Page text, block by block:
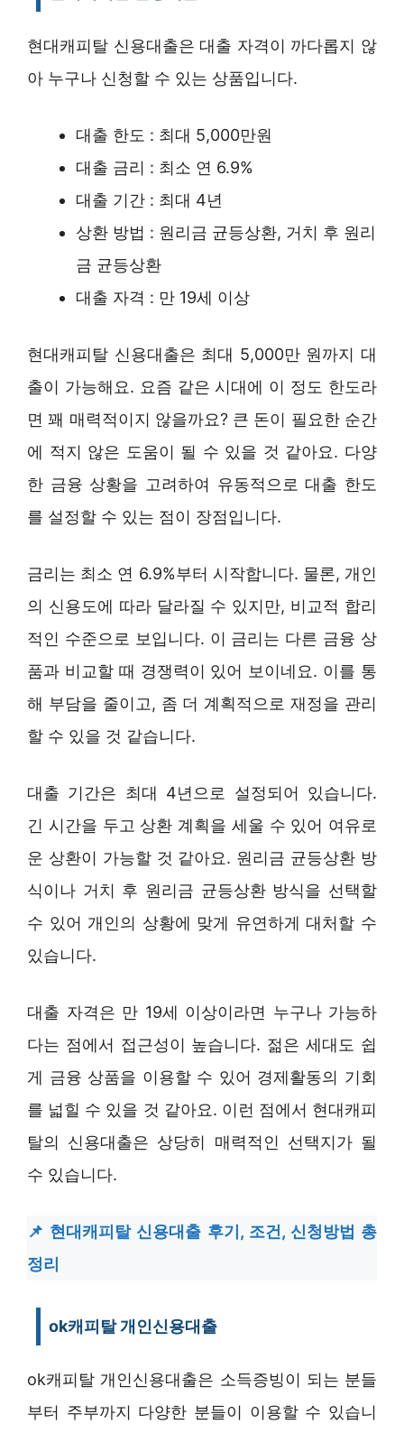
현대캐피탈 신용대출은 대출 자격이 까다롭지 않
아 누구나 신청할 수 있는 상품입니다.
대출 한도 : 최대 5,000만원
대출 금리 : 최소 연 6.9%
대출 기간 : 최대 4년
상환 방법 : 원리금 균등상환, 거치 후 원리
금 균등상환
대출 자격 : 만 19세 이상
현대캐피탈 신용대출은 최대 5,000만 원까지 대
출이 가능해요. 요즘 같은 시대에 이 정도 한도라
면 꽤 매력적이지 않을까요? 큰 돈이 필요한 순간
에 적지 않은 도움이 될 수 있을 것 같아요. 다양
한 금융 상황을 고려하여 유동적으로 대출 한도
를 설정할 수 있는 점이 장점입니다.
금리는 최소 연 6.9%부터 시작합니다. 물론, 개인
의 신용도에 따라 달라질 수 있지만, 비교적 합리
적인 수준으로 보입니다. 이 금리는 다른 금융 상
품과 비교할 때 경쟁력이 있어 보이네요. 이를 통
해 부담을 줄이고, 좀 더 계획적으로 재정을 관리
할 수 있을 것 같습니다.
대출 기간은 최대 4년으로 설정되어 있습니다.
긴 시간을 두고 상환 계획을 세울 수 있어 여유로
운 상환이 가능할 것 같아요. 원리금 균등상환 방
식이나 거치 후 원리금 균등상환 방식을 선택할
수 있어 개인의 상황에 맞게 유연하게 대처할 수
있습니다.
대출 자격은 만 19세 이상이라면 누구나 가능하
다는 점에서 접근성이 높습니다. 젊은 세대도 쉽
게 금융 상품을 이용할 수 있어 경제활동의 기회
를 넓힐 수 있을 것 같아요. 이런 점에서 현대캐피
탈의 신용대출은 상당히 매력적인 선택지가 될
수 있습니다.
현대캐피탈 신용대출 후기, 조건, 신청방법 총
정리
ok캐피탈 개인신용대출
ok캐피탈 개인신용대출은 소득증빙이 되는 분들
부터 주부까지 다양한 분들이 이용할 수 있습니